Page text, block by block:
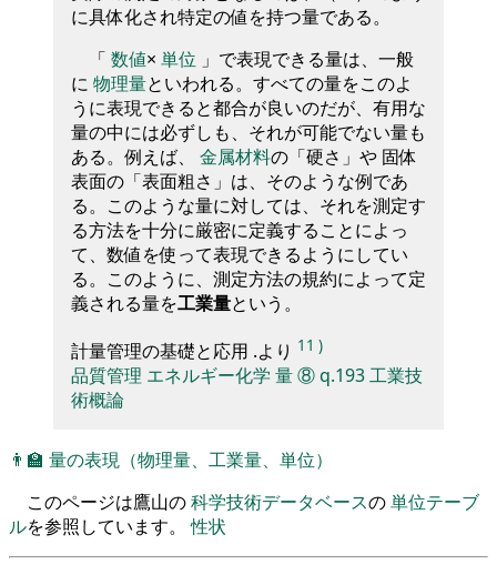
に具体化され特定の値を持つ量である。
「 数値× 単位 」で表現できる量は、一般
に 物理量といわれる。すべての量をこのよ
うに表現できると都合が良いのだが、有用な
量の中には必ずしも、それが可能でない量も
ある。例えば、 金属材料の「硬さ」や 固体
表面の「表面粗さ」は、そのような例であ
る。このような量に対しては、それを測定す
る方法を十分に厳密に定義することによっ
て、数値を使って表現できるようにしてい
る。このように、測定方法の規約によって定
義される量を工業量という。
計量管理の基礎と応用 .より 11 )
品質管理 エネルギー化学 量⑧q.193工業技
術概論
👨‍🏫 量の表現（物理量、工業量、単位）
このページは鷹山の科学技術データベースの単位テーブ
ルを参照しています。性状